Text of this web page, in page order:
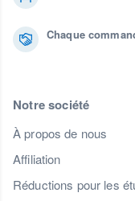
Chaque
Notre société
À propos de nous
Affiliation
Réductions pour les